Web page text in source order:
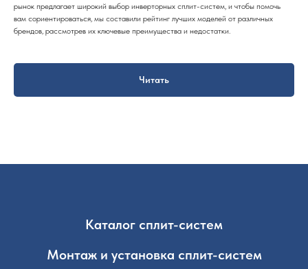
рынок предлагает широкий выбор инверторных сплит-систем, и чтобы помочь
вам сориентироваться, мы составили рейтинг лучших моделей от различных
брендов, рассмотрев их ключевые преимущества и недостатки.
Читать
Каталог сплит-систем
Монтаж и установка сплит-систем